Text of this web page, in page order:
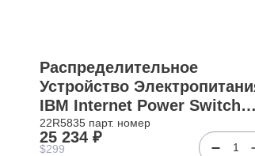
Распределительное
Устройство
IBM Internet Power Switch
(Western Telematic) IPS-
D20 C19/C13 16A 6,4-8kW
22R5835 парт. номер
25 234 ₽
$299 1